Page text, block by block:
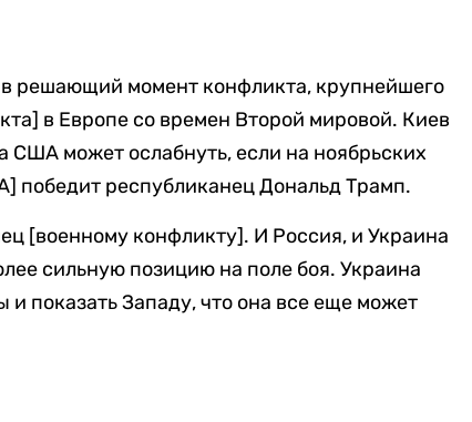
решающий момент конфликта, крупнейшего
в Европе со времен Второй мировой. Киев
США может ослабнуть, если на ноябрьских
победит республиканец Дональд Трамп.
[военному конфликту]. И Россия, и Украина
сильную позицию на поле боя. Украина
и показать Западу, что она все еще может